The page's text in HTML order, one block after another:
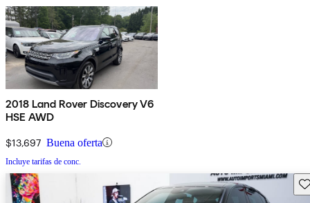
2018 Land Rover Discovery V6
HSE AWD
$13,697 Buena oferta
Incluye tarifas de conc.